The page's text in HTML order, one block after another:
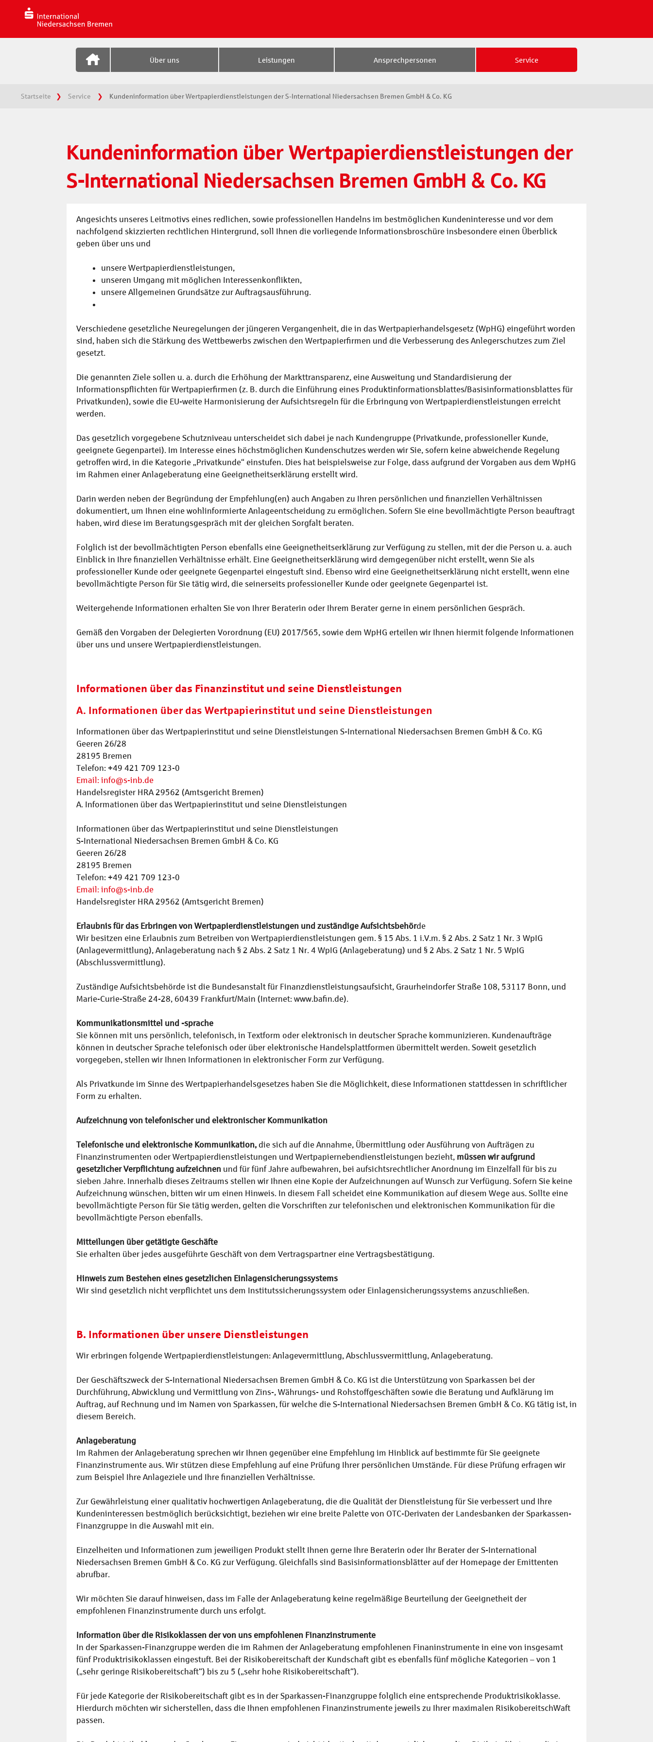
Über uns Leistungen Ansprechpersonen Service
Startseite Service Kundeninformation über Wertpapierdienstleistungen der S-International Niedersachsen Bremen GmbH & Co. KG
Kundeninformation über Wertpapierdienstleistungen der
S-International Niedersachsen Bremen GmbH & Co. KG
Angesichts unseres Leitmotivs eines redlichen, sowie professionellen Handelns im bestmöglichen Kundeninteresse und vor dem
nachfolgend skizzierten rechtlichen Hintergrund, soll Ihnen die vorliegende Informationsbroschüre insbesondere einen Überblick
geben über uns und
unsere Wertpapierdienstleistungen,
unseren Umgang mit möglichen Interessenkonflikten,
unsere Allgemeinen Grundsätze zur Auftragsausführung.
Verschiedene gesetzliche Neuregelungen der jüngeren Vergangenheit, die in das Wertpapierhandelsgesetz (WpHG) eingeführt worden
sind, haben sich die Stärkung des Wettbewerbs zwischen den Wertpapierfirmen und die Verbesserung des Anlegerschutzes zum Ziel
gesetzt.
Die genannten Ziele sollen u. a. durch die Erhöhung der Markttransparenz, eine Ausweitung und Standardisierung der
Informationspflichten für Wertpapierfirmen (z. B. durch die Einführung eines Produktinformationsblattes/Basisinformationsblattes für
Privatkunden), sowie die EU-weite Harmonisierung der Aufsichtsregeln für die Erbringung von Wertpapierdienstleistungen erreicht
werden.
Das gesetzlich vorgegebene Schutzniveau unterscheidet sich dabei je nach Kundengruppe (Privatkunde, professioneller Kunde,
geeignete Gegenpartei). Im Interesse eines höchstmöglichen Kundenschutzes werden wir Sie, sofern keine abweichende Regelung
getroffen wird, in die Kategorie „Privatkunde“ einstufen. Dies hat beispielsweise zur Folge, dass aufgrund der Vorgaben aus dem WpHG
im Rahmen einer Anlageberatung eine Geeignetheitserklärung erstellt wird.
Darin werden neben der Begründung der Empfehlung(en) auch Angaben zu Ihren persönlichen und finanziellen Verhältnissen
dokumentiert, um Ihnen eine wohlinformierte Anlageentscheidung zu ermöglichen. Sofern Sie eine bevollmächtigte Person beauftragt
haben, wird diese im Beratungsgespräch mit der gleichen Sorgfalt beraten.
Folglich ist der bevollmächtigten Person ebenfalls eine Geeignetheitserklärung zur Verfügung zu stellen, mit der die Person u. a. auch
Einblick in Ihre finanziellen Verhältnisse erhält. Eine Geeignetheitserklärung wird demgegenüber nicht erstellt, wenn Sie als
professioneller Kunde oder geeignete Gegenpartei eingestuft sind. Ebenso wird eine Geeignetheitserklärung nicht erstellt, wenn eine
bevollmächtigte Person für Sie tätig wird, die seinerseits professioneller Kunde oder geeignete Gegenpartei ist.
Weitergehende Informationen erhalten Sie von Ihrer Beraterin oder Ihrem Berater gerne in einem persönlichen Gespräch.
Gemäß den Vorgaben der Delegierten Vorordnung (EU) 2017/565, sowie dem WpHG erteilen wir Ihnen hiermit folgende Informationen
über uns und unsere Wertpapierdienstleistungen.
Informationen über das Finanzinstitut und seine Dienstleistungen
A. Informationen über das Wertpapierinstitut und seine Dienstleistungen
Informationen über das Wertpapierinstitut und seine Dienstleistungen S-International Niedersachsen Bremen GmbH & Co. KG
Geeren 26/28
28195 Bremen
Telefon: +49 421 709 123-0
Email: info@s-inb.de
Handelsregister HRA 29562 (Amtsgericht Bremen)
A. Informationen über das Wertpapierinstitut und seine Dienstleistungen
Informationen über das Wertpapierinstitut und seine Dienstleistungen
S-International Niedersachsen Bremen GmbH & Co. KG
Geeren 26/28
28195 Bremen
Telefon: +49 421 709 123-0
Email: info@s-inb.de
Handelsregister HRA 29562 (Amtsgericht Bremen)
Erlaubnis für das Erbringen von Wertpapierdienstleistungen und zuständige Aufsichtsbehörde
Wir besitzen eine Erlaubnis zum Betreiben von Wertpapierdienstleistungen gem. § 15 Abs. 1 i.V.m. § 2 Abs. 2 Satz 1 Nr. 3 WpIG
(Anlagevermittlung), Anlageberatung nach § 2 Abs. 2 Satz 1 Nr. 4 WpIG (Anlageberatung) und § 2 Abs. 2 Satz 1 Nr. 5 WpIG
(Abschlussvermittlung).
Zuständige Aufsichtsbehörde ist die Bundesanstalt für Finanzdienstleistungsaufsicht, Graurheindorfer Straße 108, 53117 Bonn, und
Marie-Curie-Straße 24-28, 60439 Frankfurt/Main (Internet: www.bafin.de).
Kommunikationsmittel und -sprache
Sie können mit uns persönlich, telefonisch, in Textform oder elektronisch in deutscher Sprache kommunizieren. Kundenaufträge
können in deutscher Sprache telefonisch oder über elektronische Handelsplattformen übermittelt werden. Soweit gesetzlich
vorgegeben, stellen wir Ihnen Informationen in elektronischer Form zur Verfügung.
Als Privatkunde im Sinne des Wertpapierhandelsgesetzes haben Sie die Möglichkeit, diese Informationen stattdessen in schriftlicher
Form zu erhalten.
Aufzeichnung von telefonischer und elektronischer Kommunikation
Telefonische und elektronische Kommunikation, die sich auf die Annahme, Übermittlung oder Ausführung von Aufträgen zu
Finanzinstrumenten oder Wertpapierdienstleistungen und Wertpapiernebendienstleistungen bezieht, müssen wir aufgrund
gesetzlicher Verpflichtung aufzeichnen und für fünf Jahre aufbewahren, bei aufsichtsrechtlicher Anordnung im Einzelfall für bis zu
sieben Jahre. Innerhalb dieses Zeitraums stellen wir Ihnen eine Kopie der Aufzeichnungen auf Wunsch zur Verfügung. Sofern Sie keine
Aufzeichnung wünschen, bitten wir um einen Hinweis. In diesem Fall scheidet eine Kommunikation auf diesem Wege aus. Sollte eine
bevollmächtigte Person für Sie tätig werden, gelten die Vorschriften zur telefonischen und elektronischen Kommunikation für die
bevollmächtigte Person ebenfalls.
Mitteilungen über getätigte Geschäfte
Sie erhalten über jedes ausgeführte Geschäft von dem Vertragspartner eine Vertragsbestätigung.
Hinweis zum Bestehen eines gesetzlichen Einlagensicherungssystems
Wir sind gesetzlich nicht verpflichtet uns dem Institutssicherungssystem oder Einlagensicherungssystems anzuschließen.
B. Informationen über unsere Dienstleistungen
Wir erbringen folgende Wertpapierdienstleistungen: Anlagevermittlung, Abschlussvermittlung, Anlageberatung.
Der Geschäftszweck der S-International Niedersachsen Bremen GmbH & Co. KG ist die Unterstützung von Sparkassen bei der
Durchführung, Abwicklung und Vermittlung von Zins-, Währungs- und Rohstoffgeschäften sowie die Beratung und Aufklärung im
Auftrag, auf Rechnung und im Namen von Sparkassen, für welche die S-International Niedersachsen Bremen GmbH & Co. KG tätig ist, in
diesem Bereich.
Anlageberatung
Im Rahmen der Anlageberatung sprechen wir Ihnen gegenüber eine Empfehlung im Hinblick auf bestimmte für Sie geeignete
Finanzinstrumente aus. Wir stützen diese Empfehlung auf eine Prüfung Ihrer persönlichen Umstände. Für diese Prüfung erfragen wir
zum Beispiel Ihre Anlageziele und Ihre finanziellen Verhältnisse.
Zur Gewährleistung einer qualitativ hochwertigen Anlageberatung, die die Qualität der Dienstleistung für Sie verbessert und Ihre
Kundeninteressen bestmöglich berücksichtigt, beziehen wir eine breite Palette von OTC-Derivaten der Landesbanken der Sparkassen-
Finanzgruppe in die Auswahl mit ein.
Einzelheiten und Informationen zum jeweiligen Produkt stellt Ihnen gerne Ihre Beraterin oder Ihr Berater der S-International
Niedersachsen Bremen GmbH & Co. KG zur Verfügung. Gleichfalls sind Basisinformationsblätter auf der Homepage der Emittenten
abrufbar.
Wir möchten Sie darauf hinweisen, dass im Falle der Anlageberatung keine regelmäßige Beurteilung der Geeignetheit der
empfohlenen Finanzinstrumente durch uns erfolgt.
Information über die Risikoklassen der von uns empfohlenen Finanzinstrumente
In der Sparkassen-Finanzgruppe werden die im Rahmen der Anlageberatung empfohlenen Finaninstrumente in eine von insgesamt
fünf Produktrisikoklassen eingestuft. Bei der Risikobereitschaft der Kundschaft gibt es ebenfalls fünf mögliche Kategorien – von 1
(„sehr geringe Risikobereitschaft“) bis zu 5 („sehr hohe Risikobereitschaft“).
Für jede Kategorie der Risikobereitschaft gibt es in der Sparkassen-Finanzgruppe folglich eine entsprechende Produktrisikoklasse.
Hierdurch möchten wir sicherstellen, dass die Ihnen empfohlenen Finanzinstrumente jeweils zu Ihrer maximalen RisikobereitschWaft
passen.